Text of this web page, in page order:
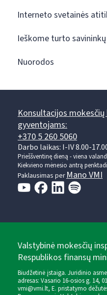
Interneto svetainės
Ieškome turto savininkų
Nuorodos
Konsultacijos
gyventojams:
+370 5 260 5060
Darbo laikas: I-IV 8.00-
Prieššventinę dieną - viena
Kiekvieno mėnesio antrą
Paklausimas perMano VMI
Valstybinė mokesčių
Respublikos finansų
Biudžetinė įstaiga. Juridinio
adresas: Vasario 16-osios g. 14,
vmi@vmi.lt, E. pristatymo